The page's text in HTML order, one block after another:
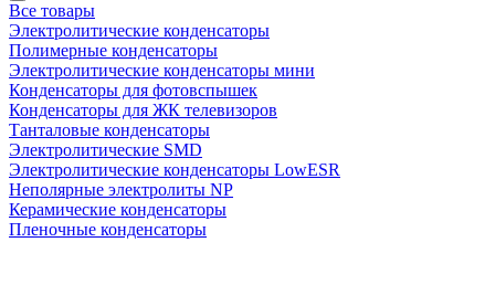
Все товары
Электролитические конденсаторы
Полимерные конденсаторы
Электролитические конденсаторы мини
Конденсаторы для фотовспышек
Конденсаторы для ЖК телевизоров
Танталовые конденсаторы
Электролитические SMD
Электролитические конденсаторы LowESR
Неполярные электролиты NP
Керамические конденсаторы
Пленочные конденсаторы